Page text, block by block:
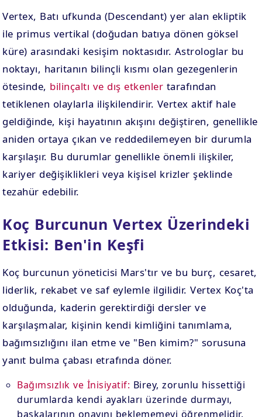
Vertex, Batı ufkunda (Descendant) yer alan ekliptik
ile primus vertikal (doğudan batıya dönen göksel
küre) arasındaki kesişim noktasıdır. Astrologlar bu
noktayı, haritanın bilinçli kısmı olan gezegenlerin
ötesinde, bilinçaltı ve dış etkenler tarafından
tetiklenen olaylarla ilişkilendirir. Vertex aktif hale
geldiğinde, kişi hayatının akışını değiştiren, genellikle
aniden ortaya çıkan ve reddedilemeyen bir durumla
karşılaşır. Bu durumlar genellikle önemli ilişkiler,
kariyer değişiklikleri veya kişisel krizler şeklinde
tezahür edebilir.
Koç Burcunun Vertex Üzerindeki
Etkisi: Ben'in Keşfi
Koç burcunun yöneticisi Mars'tır ve bu burç, cesaret,
liderlik, rekabet ve saf eylemle ilgilidir. Vertex Koç'ta
olduğunda, kaderin gerektirdiği dersler ve
karşılaşmalar, kişinin kendi kimliğini tanımlama,
bağımsızlığını ilan etme ve "Ben kimim?" sorusuna
yanıt bulma çabası etrafında döner.
Bağımsızlık ve İnisiyatif: Birey, zorunlu hissettiği
durumlarda kendi ayakları üzerinde durmayı,
başkalarının onayını beklememeyi öğrenmelidir.